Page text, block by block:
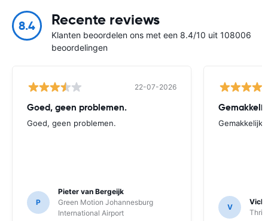
8.4 Recente reviews
Klanten beoordelen ons met een 8.4/10 uit 108006
beoordelingen
22-07-2026
Goed, geen problemen.
Goed, geen problemen.
P
Pieter van Bergeijk
Green Motion Johannesburg
International Airport
Gemakkelijk
V
Vick